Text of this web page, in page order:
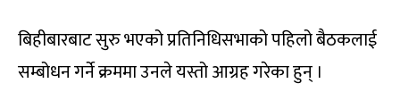
बिहीबारबाट सुरु भएको प्रतिनिधिसभाको पहिलो बैठकलाई
सम्बोधन गर्ने क्रममा उनले यस्तो आग्रह गरेका हुन् ।